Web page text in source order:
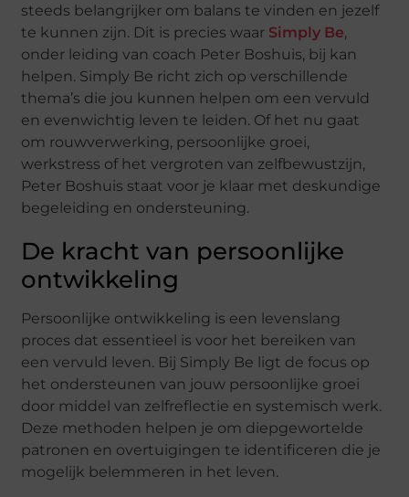
steeds belangrijker om balans te vinden en jezelf
te kunnen zijn. Dit is precies waar Simply Be,
onder leiding van coach Peter Boshuis, bij kan
helpen. Simply Be richt zich op verschillende
thema’s die jou kunnen helpen om een vervuld
en evenwichtig leven te leiden. Of het nu gaat
om rouwverwerking, persoonlijke groei,
werkstress of het vergroten van zelfbewustzijn,
Peter Boshuis staat voor je klaar met deskundige
begeleiding en ondersteuning.
De kracht van persoonlijke
ontwikkeling
Persoonlijke ontwikkeling is een levenslang
proces dat essentieel is voor het bereiken van
een vervuld leven. Bij Simply Be ligt de focus op
het ondersteunen van jouw persoonlijke groei
door middel van zelfreflectie en systemisch werk.
Deze methoden helpen je om diepgewortelde
patronen en overtuigingen te identificeren die je
mogelijk belemmeren in het leven.